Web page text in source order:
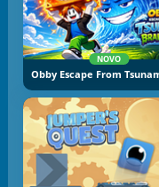
NOVO